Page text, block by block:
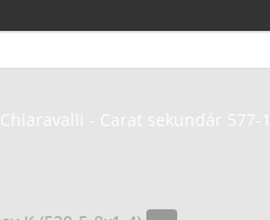
Chiaravalli - Carat sekundár 577-